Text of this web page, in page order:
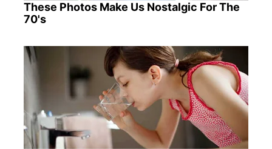
These Photos Make Us Nostalgic For The
70's